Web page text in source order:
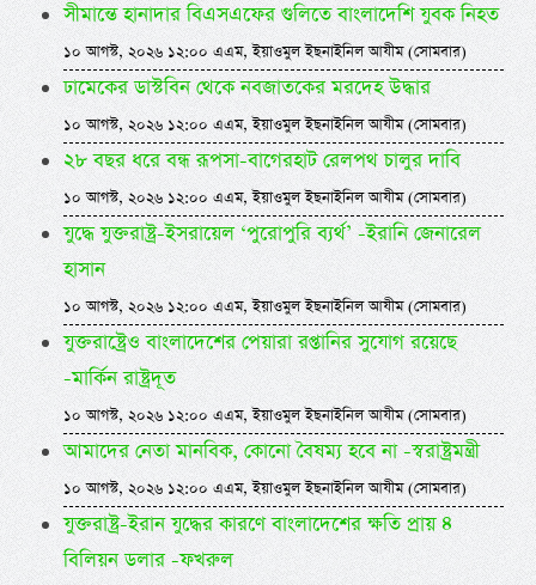
সীমান্তে হানাদার বিএসএফের গুলিতে বাংলাদেশি যুবক নিহত
১০ আগস্ট, ২০২৬ ১২:০০ এএম, ইয়াওমুল ইছনাইনিল আযীম (সোমবার)
ঢামেকের ডাস্টবিন থেকে নবজাতকের মরদেহ উদ্ধার
১০ আগস্ট, ২০২৬ ১২:০০ এএম, ইয়াওমুল ইছনাইনিল আযীম (সোমবার)
২৮ বছর ধরে বন্ধ রূপসা-বাগেরহাট রেলপথ চালুর দাবি
১০ আগস্ট, ২০২৬ ১২:০০ এএম, ইয়াওমুল ইছনাইনিল আযীম (সোমবার)
যুদ্ধে যুক্তরাষ্ট্র-ইসরায়েল ‘পুরোপুরি ব্যর্থ’ -ইরানি জেনারেল
হাসান
১০ আগস্ট, ২০২৬ ১২:০০ এএম, ইয়াওমুল ইছনাইনিল আযীম (সোমবার)
যুক্তরাষ্ট্রেও বাংলাদেশের পেয়ারা রপ্তানির সুযোগ রয়েছে
-মার্কিন রাষ্ট্রদূত
১০ আগস্ট, ২০২৬ ১২:০০ এএম, ইয়াওমুল ইছনাইনিল আযীম (সোমবার)
আমাদের নেতা মানবিক, কোনো বৈষম্য হবে না -স্বরাষ্ট্রমন্ত্রী
১০ আগস্ট, ২০২৬ ১২:০০ এএম, ইয়াওমুল ইছনাইনিল আযীম (সোমবার)
যুক্তরাষ্ট্র-ইরান যুদ্ধের কারণে বাংলাদেশের ক্ষতি প্রায় ৪
বিলিয়ন ডলার -ফখরুল